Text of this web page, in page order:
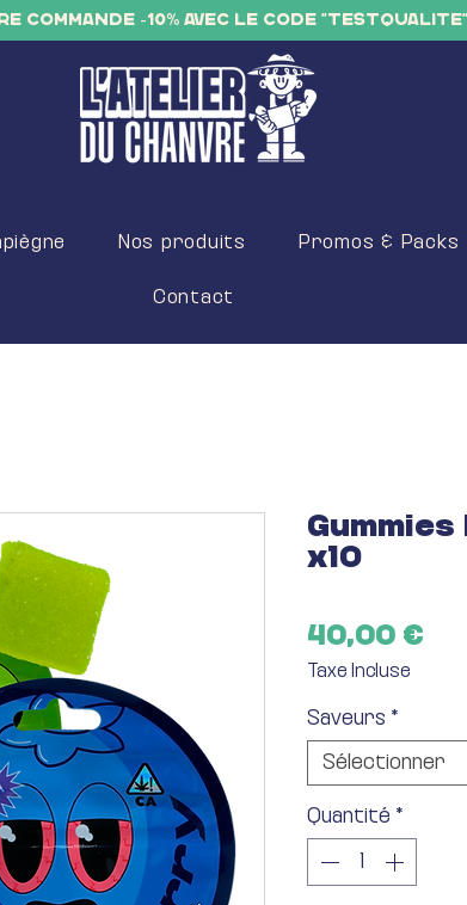
COMMANDE -10% AVEC LE CODE "TESTQUALITE"
Nos produits Promos & Packs
Contact
x10
40,00 €
Taxe Incluse
Saveurs *
Sélectionner
Quantité *